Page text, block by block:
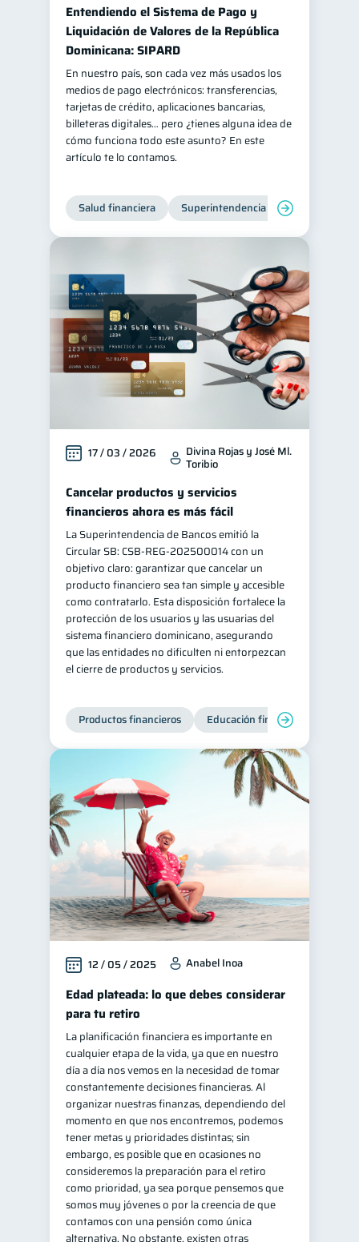
Finanzas para mujeres 20
Seguridad financiera 13
Salud financiera
Productos financieros 11
Organización Financiera 10
Deudas 10 Préstamos 8
Ahorro 8 Consejos
Historial crediticio 6
Ciberseguridad 5
Derechos & Deberes 4
Vacaciones 2
Criptomonedas 2
Cuenta Abandonada
Inversiones 2
Finanzas en Pareja 1
1
Fraudes 1 Mipymes 1
Información financiera
ahorro 1 Doble sueldo 1
Gasto responsable
información financiera 1
Entendiendo el Sistema de Pago y
Liquidación de Valores de la República
Dominicana: SIPARD
En nuestro país, son cada vez más usados los
medios de pago electrónicos: transferencias,
tarjetas de crédito, aplicaciones bancarias,
billeteras digitales… pero ¿tienes alguna idea de
cómo funciona todo este asunto? En este
artículo te lo contamos.
Salud financiera Superintendencia de Bancos
17 / 03 / 2026 Divina Rojas y José Ml.
Toribio
Cancelar productos y servicios
financieros ahora es más fácil
La Superintendencia de Bancos emitió la
Circular SB: CSB‑REG‑202500014 con un
objetivo claro: garantizar que cancelar un
producto financiero sea tan simple y accesible
como contratarlo. Esta disposición fortalece la
protección de los usuarios y las usuarias del
sistema financiero dominicano, asegurando
que las entidades no dificulten ni entorpezcan
el cierre de productos y servicios.
Productos financieros Educación financiera
12 / 05 / 2025 Anabel Inoa
Edad plateada: lo que debes considerar
para tu retiro
La planificación financiera es importante en
cualquier etapa de la vida, ya que en nuestro
día a día nos vemos en la necesidad de tomar
constantemente decisiones financieras. Al
organizar nuestras finanzas, dependiendo del
momento en que nos encontremos, podemos
tener metas y prioridades distintas; sin
embargo, es posible que en ocasiones no
consideremos la preparación para el retiro
como prioridad, ya sea porque pensemos que
somos muy jóvenes o por la creencia de que
contamos con una pensión como única
alternativa. No obstante, existen otras